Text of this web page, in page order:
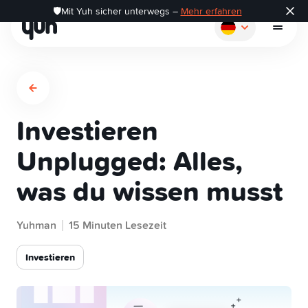
🛡️Mit Yuh sicher unterwegs – Mehr erfahren
So funktioniert's
Zahlen
Sparen
Investieren
Investieren
Unplugged: Alles,
was du wissen musst
Yuhman 15 Minuten Lesezeit
Investieren